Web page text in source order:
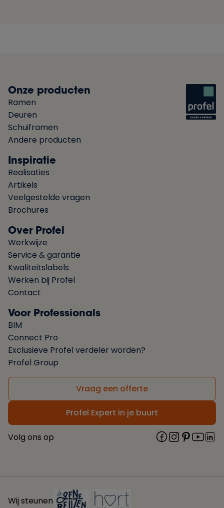
Onze producten
Ramen
Deuren
Schuiframen
Andere producten
Inspiratie
Realisaties
Artikels
Veelgestelde vragen
Brochures
Over Profel
Werkwijze
Service & garantie
Kwaliteitslabels
Werken bij Profel
Contact
Voor Professionals
BIM
Connect Pro
Exclusieve Profel verdeler worden?
Profel Group
Vraag een offerte
Profel Expert in je buurt
Volg ons op
Wij steunen